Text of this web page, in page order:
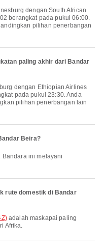
berangkat pada pukul 06:00.
pilihan penerbangan
paling akhir dari Bandar
pada pukul 23:30. Anda
pilihan penerbangan lain
Beira?
rute domestik di Bandar
adalah maskapai paling
Afrika.